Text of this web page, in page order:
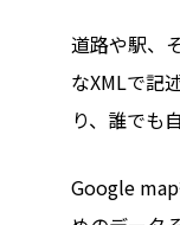
道路や駅、
なXMLで記
り、誰でも
Google